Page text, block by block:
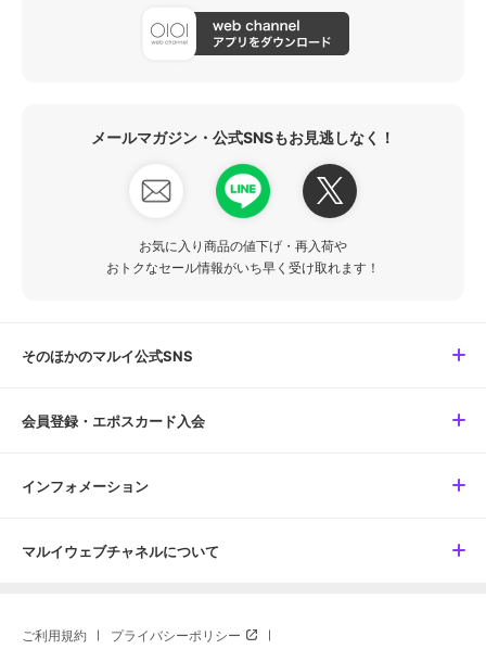
メールマガジン・公式SNSもお見逃しなく！
お気に入り商品の値下げ・再入荷や
おトクなセール情報がいち早く受け取れます！
そのほかのマルイ公式SNS
会員登録・エポスカード入会
インフォメーション
マルイウェブチャネルについて
ご利用規約 プライバシーポリシー